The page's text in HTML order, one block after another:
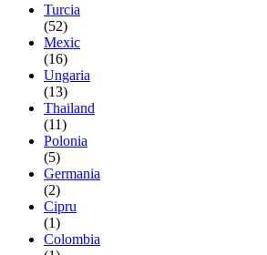
Turcia
(52)
Mexic
(16)
Ungaria
(13)
Thailand
(11)
Polonia
(5)
Germania
(2)
Cipru
(1)
Colombia